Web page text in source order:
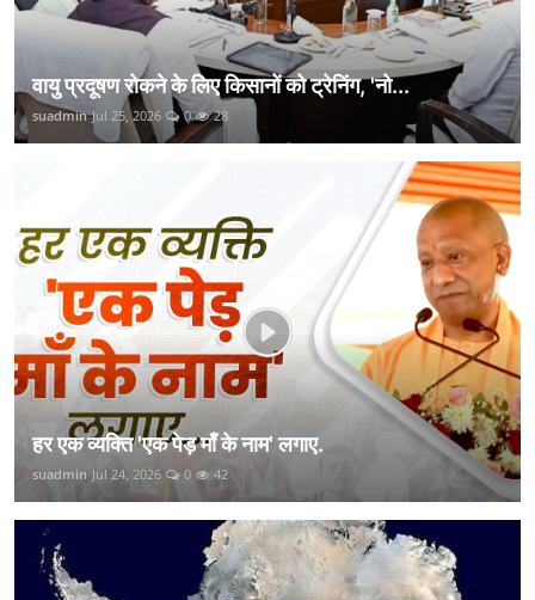
वायु प्रदूषण रोकने के लिए किसानों को ट्रेनिंग, 'नो...
suadmin Jul 25, 2026 0 28
हर एक व्यक्ति 'एक पेड़ माँ के नाम' लगाए.
suadmin Jul 24, 2026 0 42